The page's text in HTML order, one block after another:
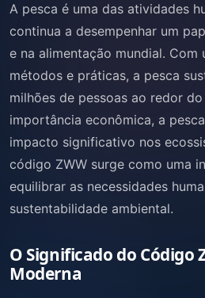
A pesca é uma das atividades
continua a desempenhar um
e na alimentação mundial. Com
métodos e práticas, a pesca
milhões de pessoas ao redor
importância econômica, a
impacto significativo nos
código ZWW surge como uma
equilibrar as necessidades
sustentabilidade ambiental.
O Significado do Código
Moderna